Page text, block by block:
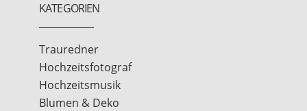
KATEGORIEN
Trauredner
Hochzeitsfotograf
Hochzeitsmusik
Blumen & Deko